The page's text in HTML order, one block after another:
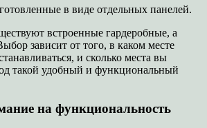
в виде отдельных панелей.
встроенные гардеробные, а
зависит от того, в каком месте
и сколько места вы
такой удобный и функциональный
на функциональность